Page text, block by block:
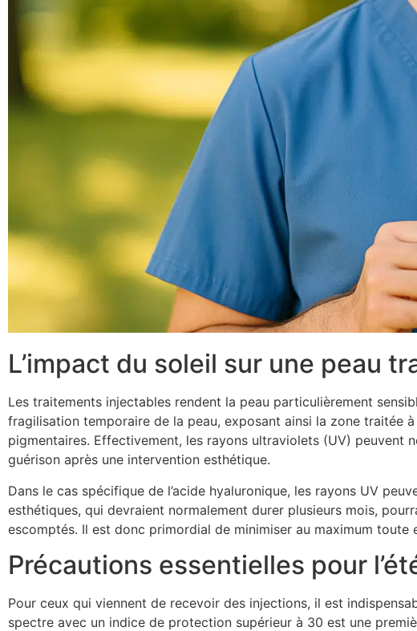
L’impact du soleil sur une peau
Les traitements injectables rendent la peau particulièrement
fragilisation temporaire de la peau, exposant ainsi la zone traitée
pigmentaires. Effectivement, les rayons ultraviolets (UV) peuvent
guérison après une intervention esthétique.
Dans le cas spécifique de l’acide hyaluronique, les rayons UV
esthétiques, qui devraient normalement durer plusieurs mois,
escomptés. Il est donc primordial de minimiser au maximum
Précautions essentielles pour
Pour ceux qui viennent de recevoir des injections, il est
spectre avec un indice de protection supérieur à 30 est une